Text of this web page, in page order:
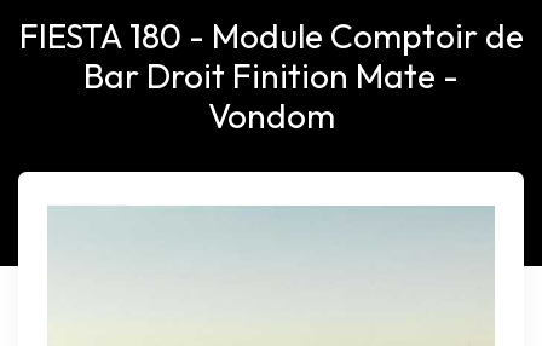
FIESTA 180 - Module Comptoir de
Bar Droit Finition Mate -
Vondom